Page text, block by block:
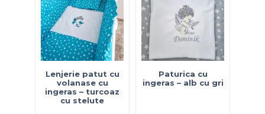
Lenjerie patut cu
volanase cu
ingeras – turcoaz
cu stelute
Paturica cu
ingeras – alb cu gri